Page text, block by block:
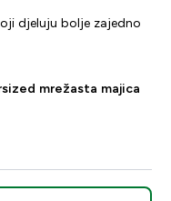
djeluju bolje zajedno
mrežasta majica